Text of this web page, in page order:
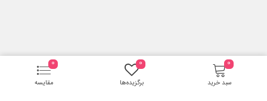
سبد خرید
0
برگزیده‌ها
0
مقایسه
0